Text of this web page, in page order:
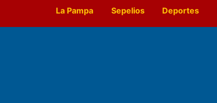
La Pampa Sepelios Deportes